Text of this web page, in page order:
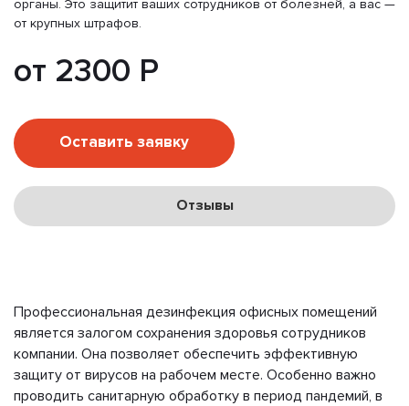
органы. Это защитит ваших сотрудников от болезней, а вас —
от крупных штрафов.
от 2300 Р
Оставить заявку
Отзывы
Профессиональная дезинфекция офисных помещений
является залогом сохранения здоровья сотрудников
компании. Она позволяет обеспечить эффективную
защиту от вирусов на рабочем месте. Особенно важно
проводить санитарную обработку в период пандемий, в